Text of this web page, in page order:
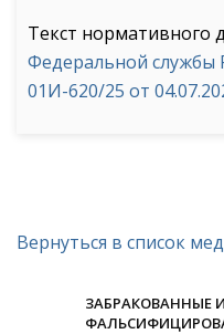
Текст нормативного
Федеральной
01И-620/25 от
Вернуться в список
ЗАБРАКОВАННЫЕ И